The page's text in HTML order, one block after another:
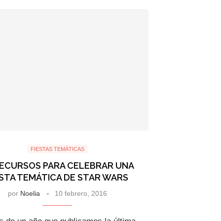
FIESTAS TEMÁTICAS
PARA CELEBRAR UNA
TEMÁTICA DE STAR WARS
por Noelia 10 febrero, 2016